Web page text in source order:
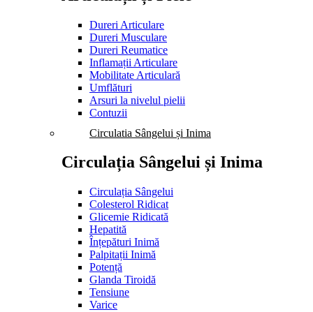
Dureri Articulare
Dureri Musculare
Dureri Reumatice
Inflamații Articulare
Mobilitate Articulară
Umflături
Arsuri la nivelul pielii
Contuzii
Circulatia Sângelui și Inima
Circulația Sângelui și Inima
Circulația Sângelui
Colesterol Ridicat
Glicemie Ridicată
Hepatită
Înțepături Inimă
Palpitații Inimă
Potență
Glanda Tiroidă
Tensiune
Varice